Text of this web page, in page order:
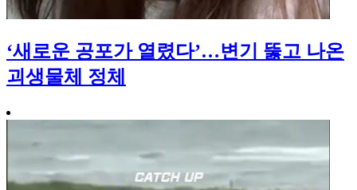
‘새로운 공포가 열렸다’…변기 뚫고 나온
괴생물체 정체